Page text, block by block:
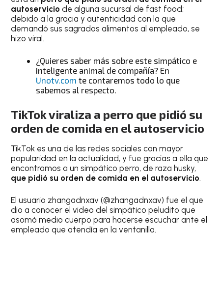
autoservicio de alguna sucursal de fast food;
debido a la gracia y autenticidad con la que
demandó sus sagrados alimentos al empleado, se
hizo viral.
¿Quieres saber más sobre este simpático e
inteligente animal de compañía? En
Unotv.com te contaremos todo lo que
sabemos al respecto.
TikTok viraliza a perro que pidió su
orden de comida en el autoservicio
TikTok es una de las redes sociales con mayor
popularidad en la actualidad, y fue gracias a ella que
encontramos a un simpático perro, de raza husky,
que pidió su orden de comida en el autoservicio.
El usuario zhangadnxav (@zhangadnxav) fue el que
dio a conocer el video del simpático peludito que
asomó medio cuerpo para hacerse escuchar ante el
empleado que atendía en la ventanilla.